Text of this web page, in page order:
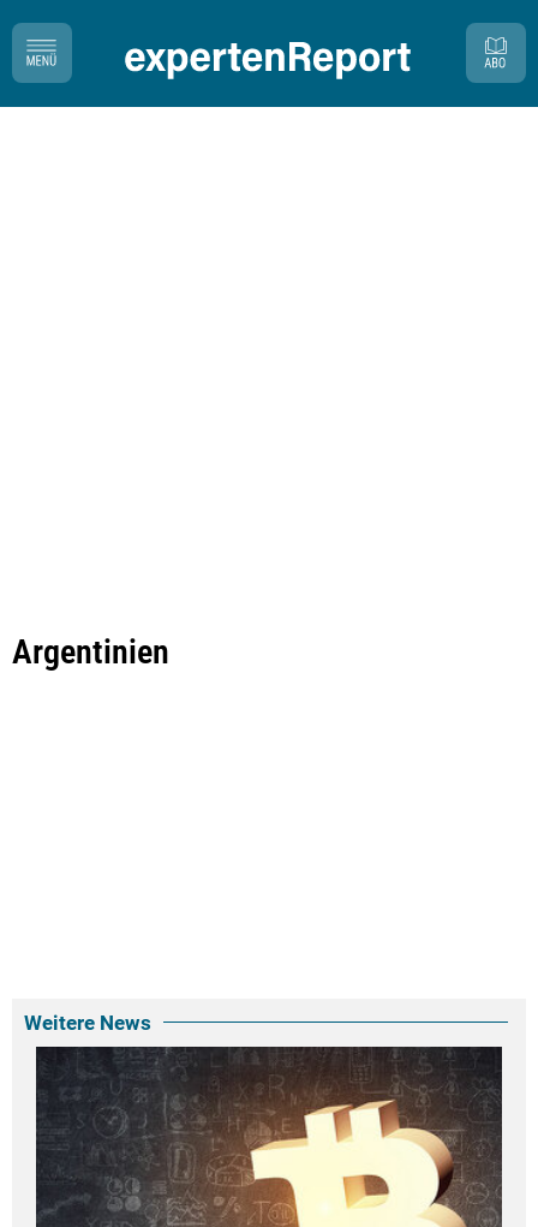
Argentinien
Weitere News